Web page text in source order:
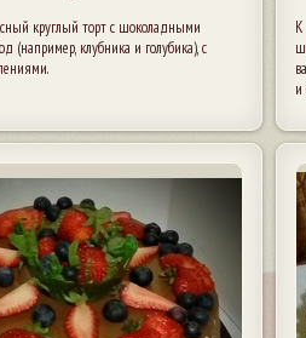
круглый торт с шоколадными
(например, клубника и голубика), с
К
и